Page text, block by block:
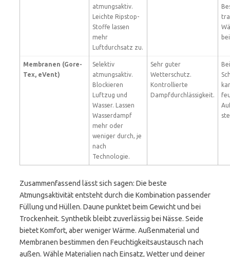
atmungsaktiv.
Leichte Ripstop-
Stoffe lassen
mehr
Luftdurchsatz zu.
Membranen (Gore-
Tex, eVent)
Selektiv
atmungsaktiv.
Blockieren
Luftzug und
Wasser. Lassen
Wasserdampf
mehr oder
weniger durch, je
nach
Technologie.
Sehr guter
Wetterschutz.
Kontrollierte
Dampfdurchlässigkeit.
Zusammenfassend lässt sich sagen: Die beste
Atmungsaktivität entsteht durch die Kombination passender
Füllung und Hüllen. Daune punktet beim Gewicht und bei
Trockenheit. Synthetik bleibt zuverlässig bei Nässe. Seide
bietet Komfort, aber weniger Wärme. Außenmaterial und
Membranen bestimmen den Feuchtigkeitsaustausch nach
außen. Wähle Materialien nach Einsatz, Wetter und deiner